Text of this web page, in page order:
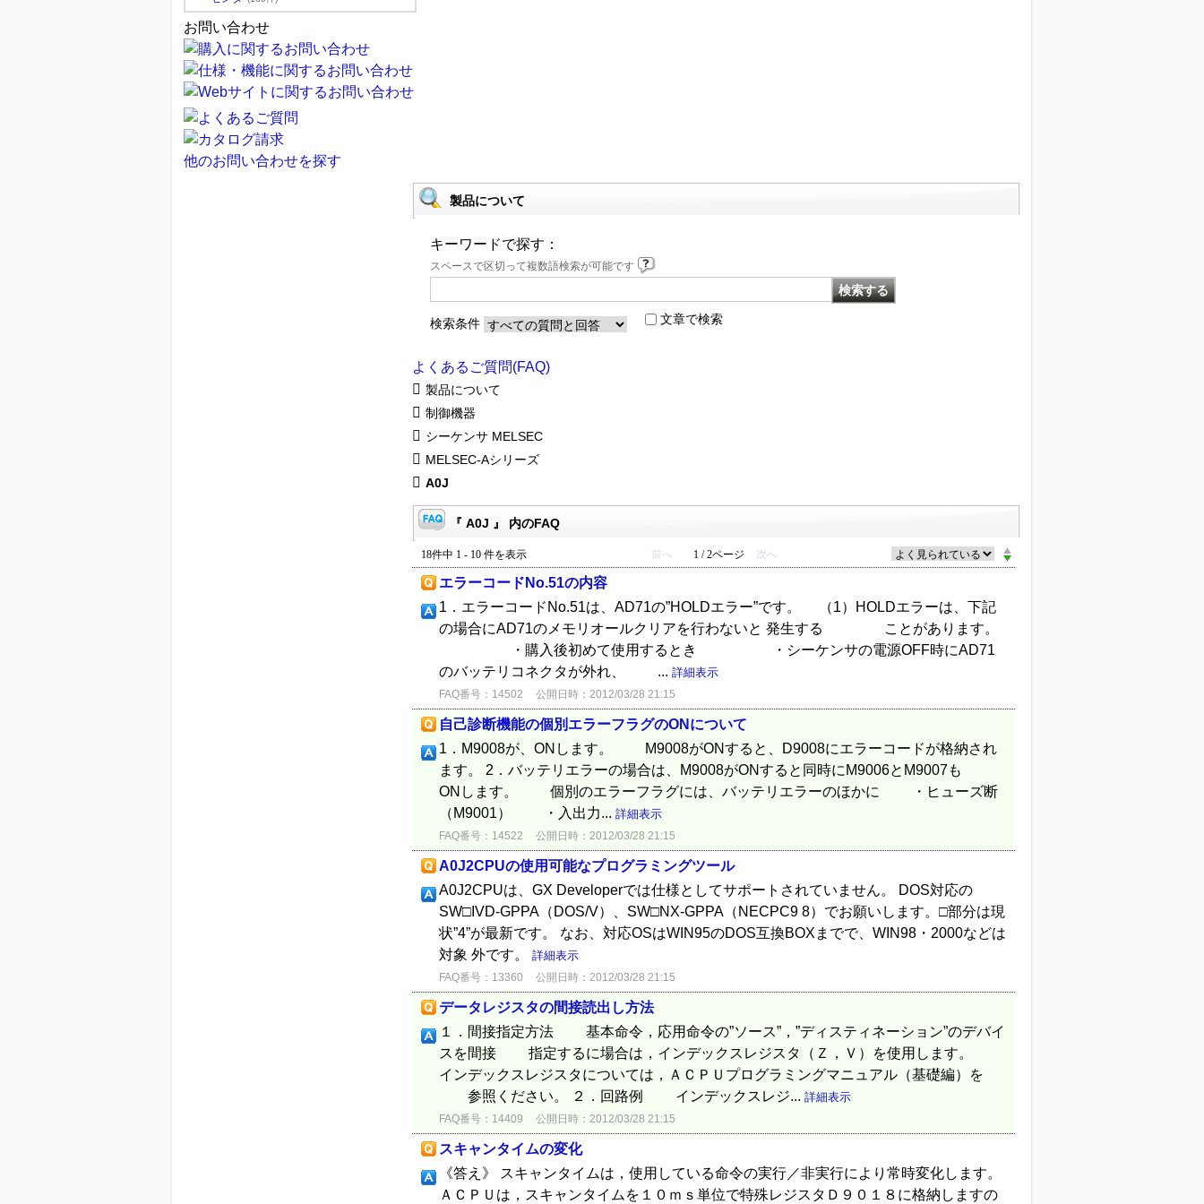
お問い合わせ
他のお問い合わせを探す
製品について
キーワードで探す：
スペースで区切って複数語検索が可能です
検索条件 文章で検索
よくあるご質問(FAQ)
製品について
制御機器
シーケンサ MELSEC
MELSEC-Aシリーズ
A0J
『 A0J 』 内のFAQ
18件中 1 - 10 件を表示 前へ 1 / 2ページ 次へ
エラーコードNo.51の内容
1．エラーコードNo.51は、AD71の”HOLDエラー”です。 （1）HOLDエラーは、下記
の場合にAD71のメモリオールクリアを行わないと 発生する ことがあります。
・購入後初めて使用するとき ・シーケンサの電源OFF時にAD71
のバッテリコネクタが外れ、 ... 詳細表示
FAQ番号：14502 公開日時：2012/03/28 21:15
自己診断機能の個別エラーフラグのONについて
1．M9008が、ONします。 M9008がONすると、D9008にエラーコードが格納され
ます。 2．バッテリエラーの場合は、M9008がONすると同時にM9006とM9007も
ONします。 個別のエラーフラグには、バッテリエラーのほかに ・ヒューズ断
（M9001） ・入出力... 詳細表示
FAQ番号：14522 公開日時：2012/03/28 21:15
A0J2CPUの使用可能なプログラミングツール
A0J2CPUは、GX Developerでは仕様としてサポートされていません。 DOS対応の
SW□IVD-GPPA（DOS/V）、SW□NX-GPPA（NECPC9 8）でお願いします。□部分は現
状”4”が最新です。 なお、対応OSはWIN95のDOS互換BOXまでで、WIN98・2000などは
対象 外です。 詳細表示
FAQ番号：13360 公開日時：2012/03/28 21:15
データレジスタの間接読出し方法
１．間接指定方法 基本命令，応用命令の”ソース”，”ディスティネーション”のデバイ
スを間接 指定するに場合は，インデックスレジスタ（Ｚ，Ｖ）を使用します。
インデックスレジスタについては，ＡＣＰＵプログラミングマニュアル（基礎編）を
参照ください。 ２．回路例 インデックスレジ... 詳細表示
FAQ番号：14409 公開日時：2012/03/28 21:15
スキャンタイムの変化
《答え》 スキャンタイムは，使用している命令の実行／非実行により常時変化します。
ＡＣＰＵは，スキャンタイムを１０ｍｓ単位で特殊レジスタＤ９０１８に格納しますの